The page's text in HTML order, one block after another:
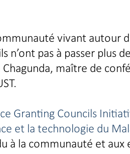
vivant autour
pas à passer plus
maître de
Granting Councils
et la technologie du
à la communauté et aux